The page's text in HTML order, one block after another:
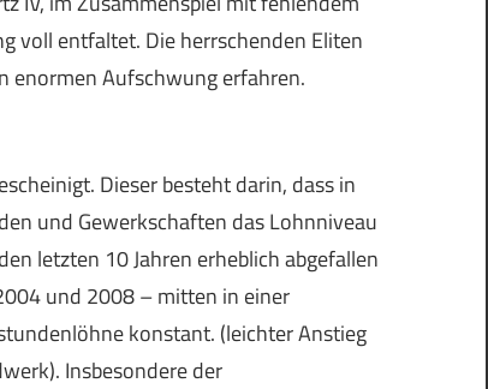
voll entfaltet. Die herrschenden Eliten
enormen Aufschwung erfahren.
Dieser besteht darin, dass in
und Gewerkschaften das Lohnniveau
letzten 10 Jahren erheblich abgefallen
und 2008 – mitten in einer
konstant. (leichter Anstieg
Insbesondere der